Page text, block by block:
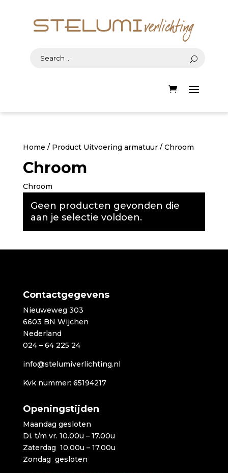
Home / Product Uitvoering armatuur / Chroom
Chroom
Chroom
Geen producten gevonden die
aan je selectie voldoen.
Contactgegevens
Nieuweweg 303
6603 BN Wijchen
Nederland
024 – 64 225 24
info@stelumiverlichting.nl
Kvk nummer: 65194217
Openingstijden
Maandag gesloten
Di. t/m vr. 10.00u – 17.00u
Zaterdag 10.00u – 17.00u
Zondag gesloten